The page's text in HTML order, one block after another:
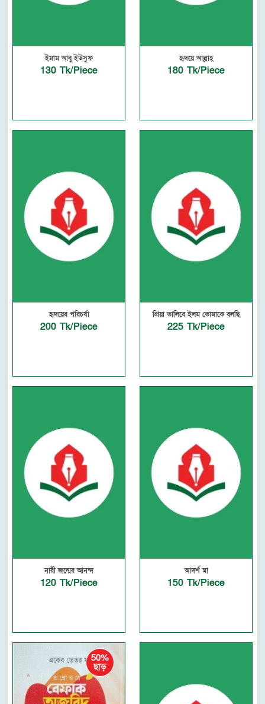
ইমাম আবু ইউসুফ
130 Tk/Piece
হৃদয়ে আল্লাহ্‌
180 Tk/Piece
হৃদয়ের পরিচর্যা
200 Tk/Piece
প্রিয়া তালিবে ইলম তোমাকে বলছি
225 Tk/Piece
নারী জন্মের আনন্দ
120 Tk/Piece
আদর্শ মা
150 Tk/Piece
50%
ছাড়